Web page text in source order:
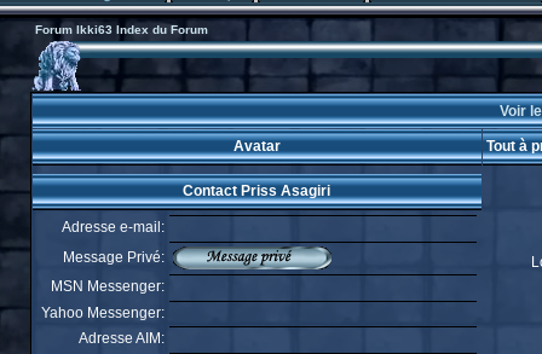
Forum Ikki63 Index du Forum
Voir
Avatar Tout à
Contact Priss Asagiri
Adresse e-mail:
Message Privé:
MSN Messenger:
Yahoo Messenger:
Adresse AIM: